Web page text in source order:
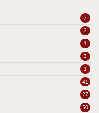
7
2
1
3
1
41
27
50